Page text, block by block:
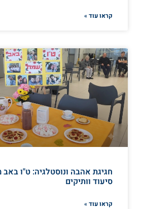
קראו עוד »
חגיגת אהבה ונוסטלגיה: ט"ו
סיעוד וותיקים
קראו עוד »